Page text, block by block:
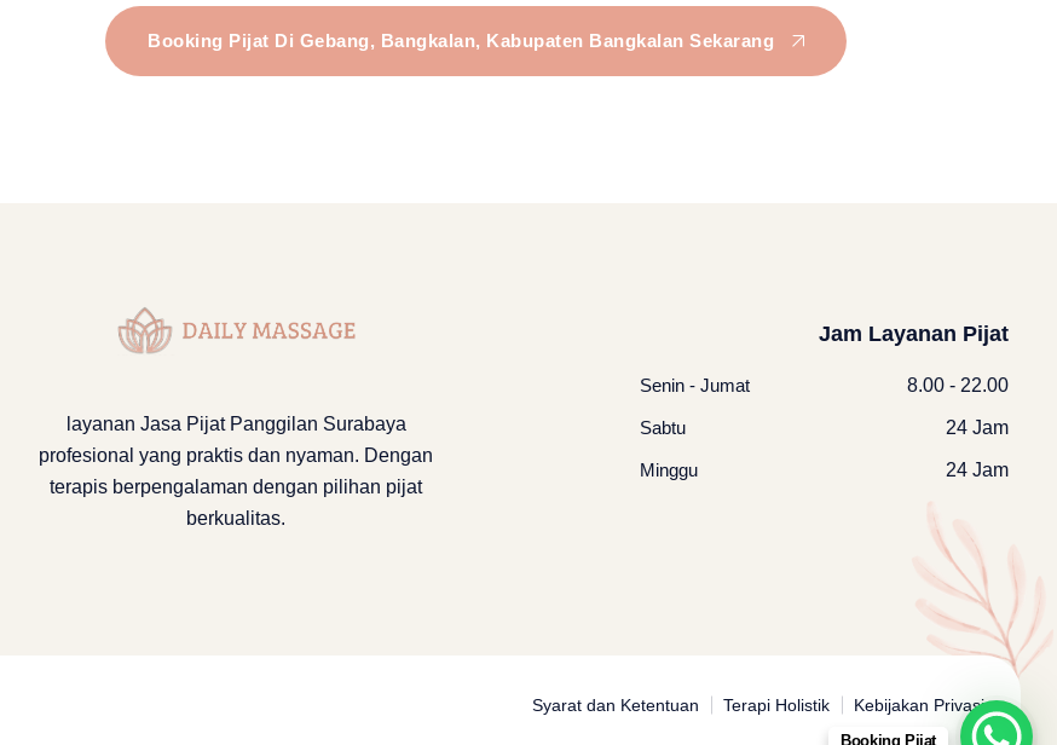
Booking Pijat Di Gebang, Bangkalan, Kabupaten Bangkalan Sekarang
layanan Jasa Pijat Panggilan Surabaya
profesional yang praktis dan nyaman. Dengan
terapis berpengalaman dengan pilihan pijat
berkualitas.
Jam Layanan Pijat
Senin - Jumat 8.00 - 22.00
Sabtu 24 Jam
Minggu 24 Jam
Syarat dan Ketentuan Terapi Holistik Kebijakan Privasi
Booking Pijat